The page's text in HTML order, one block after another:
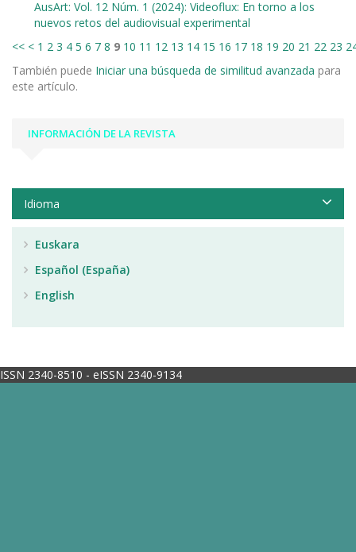
AusArt: Vol. 12 Núm. 1 (2024): Videoflux: En torno a los
nuevos retos del audiovisual experimental
<< < 1 2 3 4 5 6 7 8 9 10 11 12 13 14 15 16 17 18 19 20 21 22 23
También puede Iniciar una búsqueda de similitud avanzada para
este artículo.
INFORMACIÓN DE LA REVISTA
Idioma
Euskara
Español (España)
English
ISSN 2340-8510 - eISSN 2340-9134